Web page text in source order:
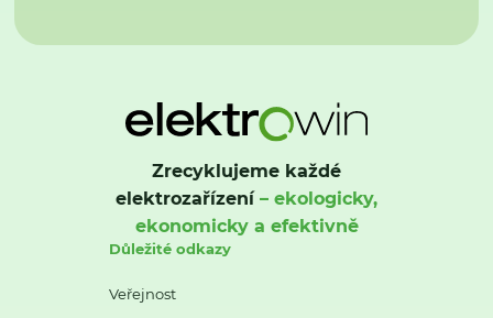
Zrecyklujeme každé
elektrozařízení– ekologicky,
ekonomicky a efektivně
Důležité odkazy
Veřejnost